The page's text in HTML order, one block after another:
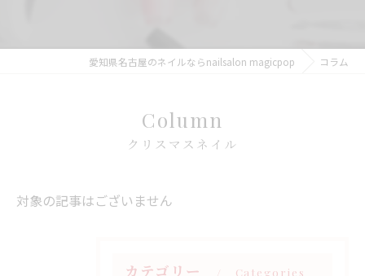
愛知県名古屋のネイルならnailsalon magicpop コラム
Column
クリスマスネイル
対象の記事はございません
カテゴリー Categories